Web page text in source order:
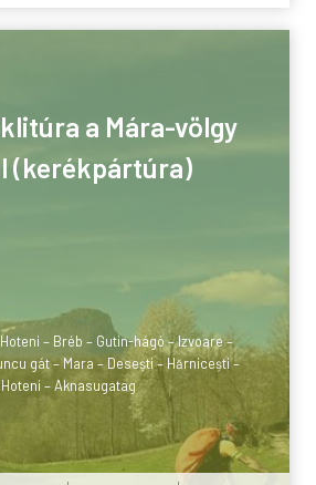
a Mára-völgy
(kerékpártúra)
– Bréb – Gutin-hágó – Izvoare –
gát – Mara – Desești – Hărnicești –
Hoteni – Aknasugatag